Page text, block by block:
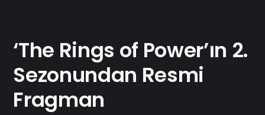
‘The Rings of Power’ın 2.
Sezonundan Resmi
Fragman